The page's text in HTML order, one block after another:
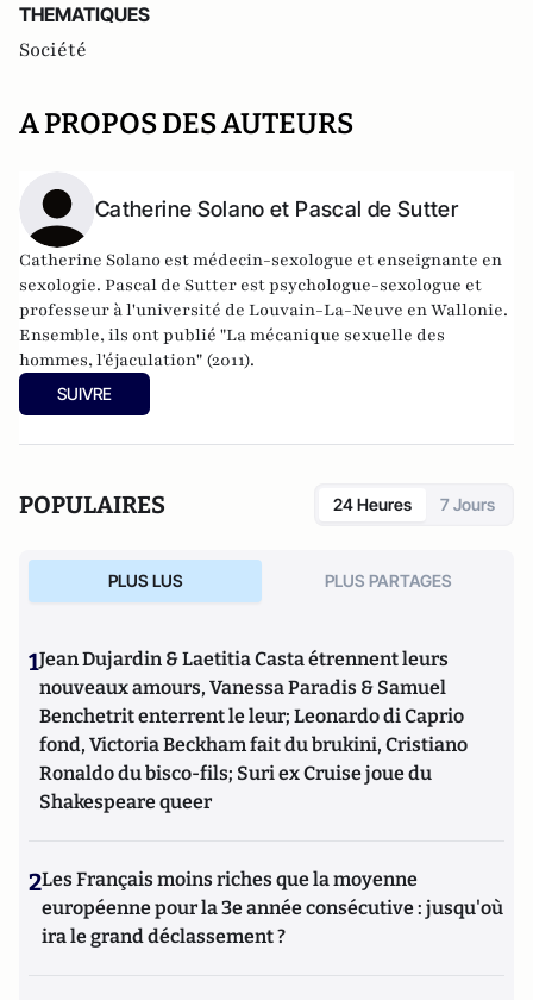
THEMATIQUES
Société
A PROPOS DES AUTEURS
Catherine Solano et Pascal de Sutter
Catherine Solano est médecin-sexologue et enseignante en
sexologie. Pascal de Sutter est psychologue-sexologue et
professeur à l'université de Louvain-La-Neuve en Wallonie.
Ensemble, ils ont publié "La mécanique sexuelle des
hommes, l'éjaculation" (2011).
SUIVRE
POPULAIRES 24 Heures 7 Jours
PLUS LUS PLUS PARTAGES
1Jean Dujardin & Laetitia Casta étrennent leurs
nouveaux amours, Vanessa Paradis & Samuel
Benchetrit enterrent le leur; Leonardo di Caprio
fond, Victoria Beckham fait du brukini, Cristiano
Ronaldo du bisco-fils; Suri ex Cruise joue du
Shakespeare queer
2Les Français moins riches que la moyenne
européenne pour la 3e année consécutive : jusqu'où
ira le grand déclassement ?